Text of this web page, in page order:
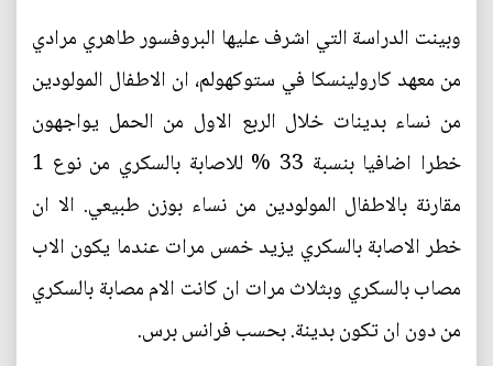
وبينت الدراسة التي اشرف عليها البروفسور طاهري مرادي
من معهد كارولينسكا في ستوكهولم، ان الاطفال المولودين
من نساء بدينات خلال الربع الاول من الحمل يواجهون
خطرا اضافيا بنسبة 33 % للاصابة بالسكري من نوع 1
مقارنة بالاطفال المولودين من نساء بوزن طبيعي. الا ان
خطر الاصابة بالسكري يزيد خمس مرات عندما يكون الاب
مصاب بالسكري وبثلاث مرات ان كانت الام مصابة بالسكري
من دون ان تكون بدينة. بحسب فرانس برس.